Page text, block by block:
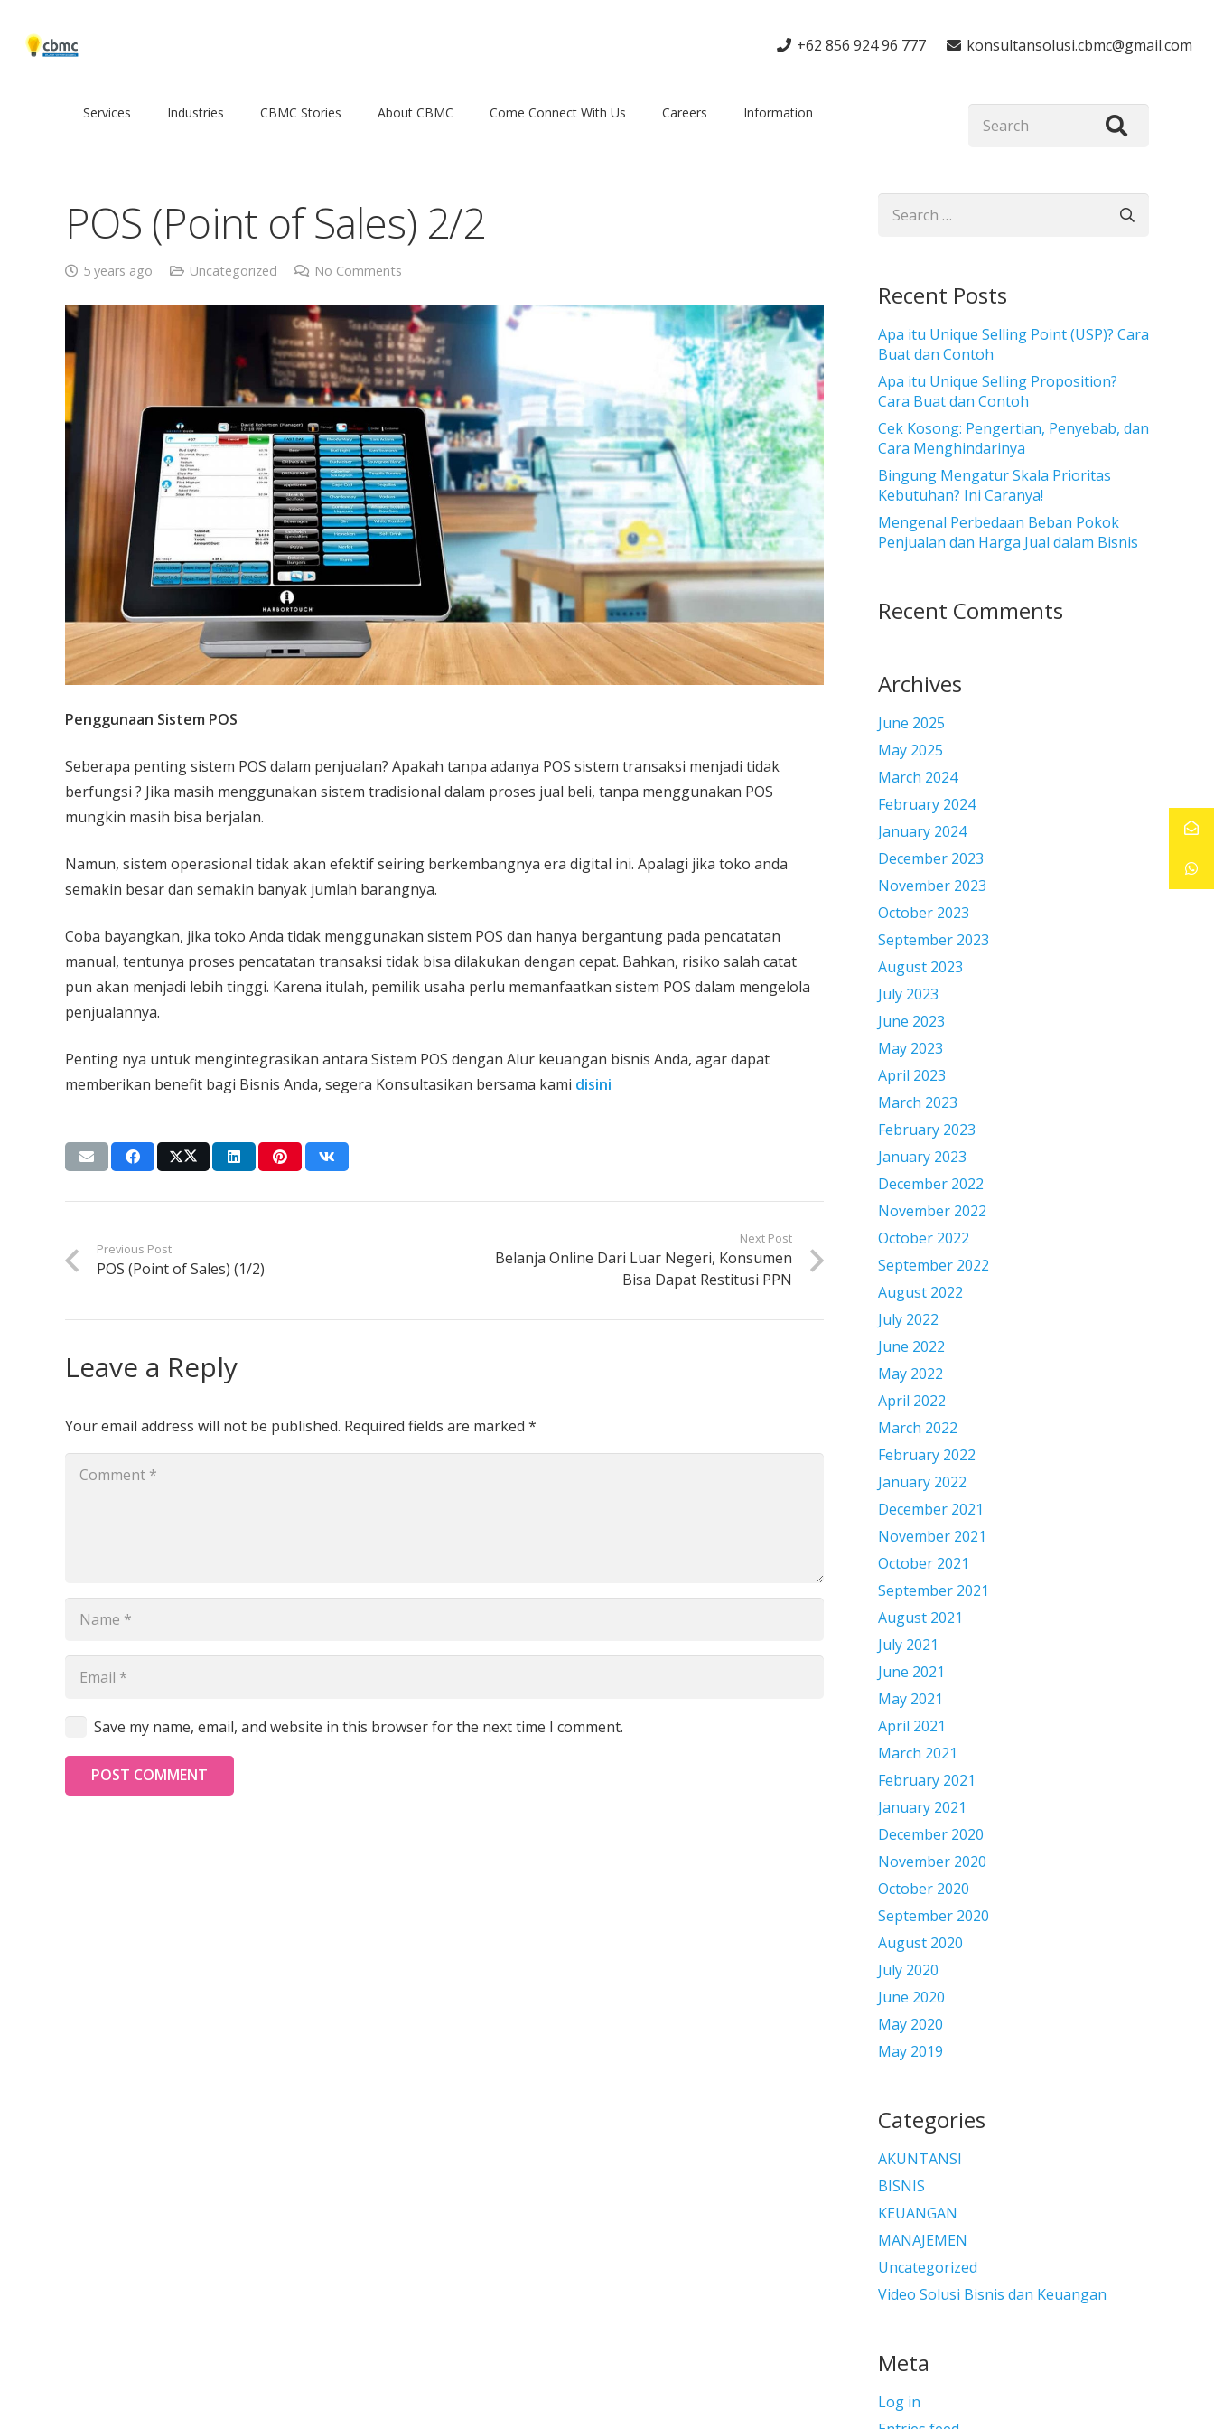
+62 856 924 96 777 konsultansolusi.cbmc@gmail.com
Services Industries CBMC Stories About CBMC Come Connect With Us Careers Information
POS (Point of Sales) 2/2
5 years ago Uncategorized No Comments
Penggunaan Sistem POS
Seberapa penting sistem POS dalam penjualan? Apakah tanpa adanya POS sistem transaksi menjadi tidak
berfungsi ? Jika masih menggunakan sistem tradisional dalam proses jual beli, tanpa menggunakan POS
mungkin masih bisa berjalan.
Namun, sistem operasional tidak akan efektif seiring berkembangnya era digital ini. Apalagi jika toko anda
semakin besar dan semakin banyak jumlah barangnya.
Coba bayangkan, jika toko Anda tidak menggunakan sistem POS dan hanya bergantung pada pencatatan
manual, tentunya proses pencatatan transaksi tidak bisa dilakukan dengan cepat. Bahkan, risiko salah catat
pun akan menjadi lebih tinggi. Karena itulah, pemilik usaha perlu memanfaatkan sistem POS dalam mengelola
penjualannya.
Penting nya untuk mengintegrasikan antara Sistem POS dengan Alur keuangan bisnis Anda, agar dapat
memberikan benefit bagi Bisnis Anda, segera Konsultasikan bersama kami disini
Previous Post
POS (Point of Sales) (1/2)
Next Post
Belanja Online Dari Luar Negeri, Konsumen
Bisa Dapat Restitusi PPN
Leave a Reply
Your email address will not be published. Required fields are marked *
Save my name, email, and website in this browser for the next time I comment.
POST COMMENT
Search
Recent Posts
Apa itu Unique Selling Point (USP)? Cara
Buat dan Contoh
Apa itu Unique Selling Proposition?
Cara Buat dan Contoh
Cek Kosong: Pengertian, Penyebab, dan
Cara Menghindarinya
Bingung Mengatur Skala Prioritas
Kebutuhan? Ini Caranya!
Mengenal Perbedaan Beban Pokok
Penjualan dan Harga Jual dalam Bisnis
Recent Comments
Archives
June 2025
May 2025
March 2024
February 2024
January 2024
December 2023
November 2023
October 2023
September 2023
August 2023
July 2023
June 2023
May 2023
April 2023
March 2023
February 2023
January 2023
December 2022
November 2022
October 2022
September 2022
August 2022
July 2022
June 2022
May 2022
April 2022
March 2022
February 2022
January 2022
December 2021
November 2021
October 2021
September 2021
August 2021
July 2021
June 2021
May 2021
April 2021
March 2021
February 2021
January 2021
December 2020
November 2020
October 2020
September 2020
August 2020
July 2020
June 2020
May 2020
May 2019
Categories
AKUNTANSI
BISNIS
KEUANGAN
MANAJEMEN
Uncategorized
Video Solusi Bisnis dan Keuangan
Meta
Log in